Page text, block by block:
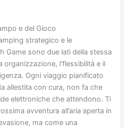
e del Gioco
strategico e le
Game sono due lati della stessa
organizzazione, l’flessibilità e il
Ogni viaggio pianificato
allestita con cura, non fa che
elettroniche che attendono. Ti
avventura all’aria aperta in
ma come una